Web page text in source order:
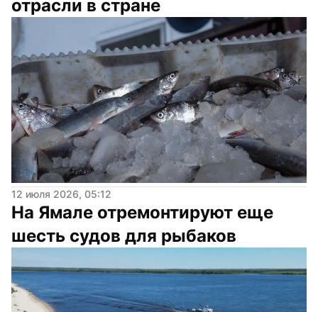
отрасли в стране
12 июля 2026, 05:12
На Ямале отремонтируют еще
шесть судов для рыбаков